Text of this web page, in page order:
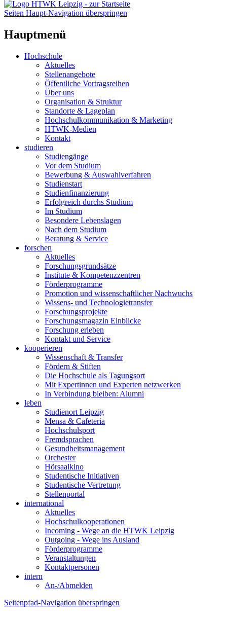
Seiten Haupt-Navigation überspringen
Hauptmenü
Hochschule
Aktuelles
Stellenangebote
Öffentliche Vortragsreihen
Über uns
Organisation & Struktur
Standorte & Lageplan
Hochschulkommunikation & Marketing
HTWK-Medien
Kontakt
studieren
Studiengänge
Vor dem Studium
Bewerbung & Auswahlverfahren
Studienstart
Studienfinanzierung
Erfolgreich durchs Studium
Im Studium
Besondere Lebenslagen
Nach dem Studium
Beratung & Service
forschen
Aktuelles
Forschungsgrundsätze
Institute & Kompetenzzentren
Förderprogramme
Promotion und wissenschaftlicher Nachwuchs
Wissens- und Technologietransfer
Forschungsprojekte
Forschungsmagazin Einblicke
Forschung erleben
Kontakt und Service
kooperieren
Wissenschaft & Transfer
Fördern & Stiften
Die Hochschule als Tagungsort
Mit Expertinnen und Experten netzwerken
In Verbindung bleiben: Alumni
leben
Studienort Leipzig
Mensa & Cafeteria
Hochschulsport
Fremdsprachen
Gesundheitsmanagement
Orchester
Hörsaalkino
Studentische Initiativen
Studentische Vertretung
Stellenportal
international
Aktuelles
Hochschulkooperationen
Incoming - Wege an die HTWK Leipzig
Outgoing - Wege ins Ausland
Förderprogramme
Veranstaltungen
Kontaktpersonen
intern
An-/Abmelden
Seitenpfad-Navigation überspringen